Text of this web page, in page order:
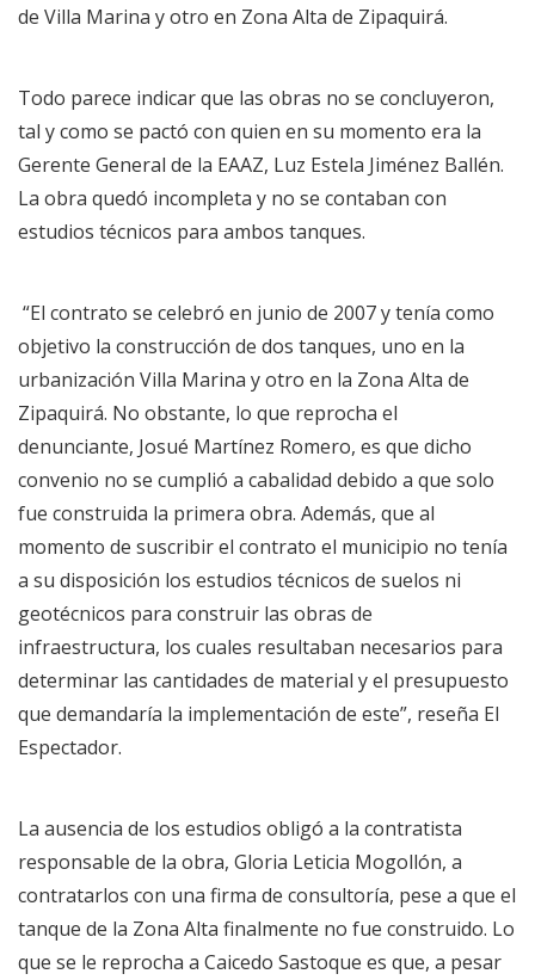
de Villa Marina y otro en Zona Alta de Zipaquirá.
Todo parece indicar que las obras no se concluyeron,
tal y como se pactó con quien en su momento era la
Gerente General de la EAAZ, Luz Estela Jiménez Ballén.
La obra quedó incompleta y no se contaban con
estudios técnicos para ambos tanques.
“El contrato se celebró en junio de 2007 y tenía como
objetivo la construcción de dos tanques, uno en la
urbanización Villa Marina y otro en la Zona Alta de
Zipaquirá. No obstante, lo que reprocha el
denunciante, Josué Martínez Romero, es que dicho
convenio no se cumplió a cabalidad debido a que solo
fue construida la primera obra. Además, que al
momento de suscribir el contrato el municipio no tenía
a su disposición los estudios técnicos de suelos ni
geotécnicos para construir las obras de
infraestructura, los cuales resultaban necesarios para
determinar las cantidades de material y el presupuesto
que demandaría la implementación de este”, reseña El
Espectador.
La ausencia de los estudios obligó a la contratista
responsable de la obra, Gloria Leticia Mogollón, a
contratarlos con una firma de consultoría, pese a que el
tanque de la Zona Alta finalmente no fue construido. Lo
que se le reprocha a Caicedo Sastoque es que, a pesar